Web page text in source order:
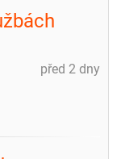
před 2 dny